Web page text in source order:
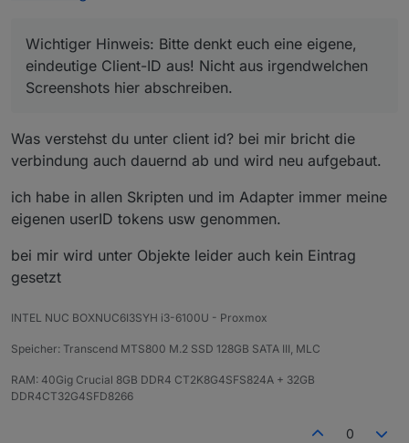
wenn sich jemand mit der gleichen
verbindet!! Die müssen eindeutig sein.
Wichtiger Hinweis: Bitte denkt euch eine eigene,
eindeutige Client-ID aus! Nicht aus irgendwelchen
Screenshots hier abschreiben.
Was verstehst du unter client id? bei mir bricht die
verbindung auch dauernd ab und wird neu aufgebaut.
ich habe in allen Skripten und im Adapter immer meine
eigenen userID tokens usw genommen.
bei mir wird unter Objekte leider auch kein Eintrag
gesetzt
INTEL NUC BOXNUC6I3SYH i3-6100U - Proxmox
Speicher: Transcend MTS800 M.2 SSD 128GB SATA III, MLC
RAM: 40Gig Crucial 8GB DDR4 CT2K8G4SFS824A + 32GB
DDR4CT32G4SFD8266
0